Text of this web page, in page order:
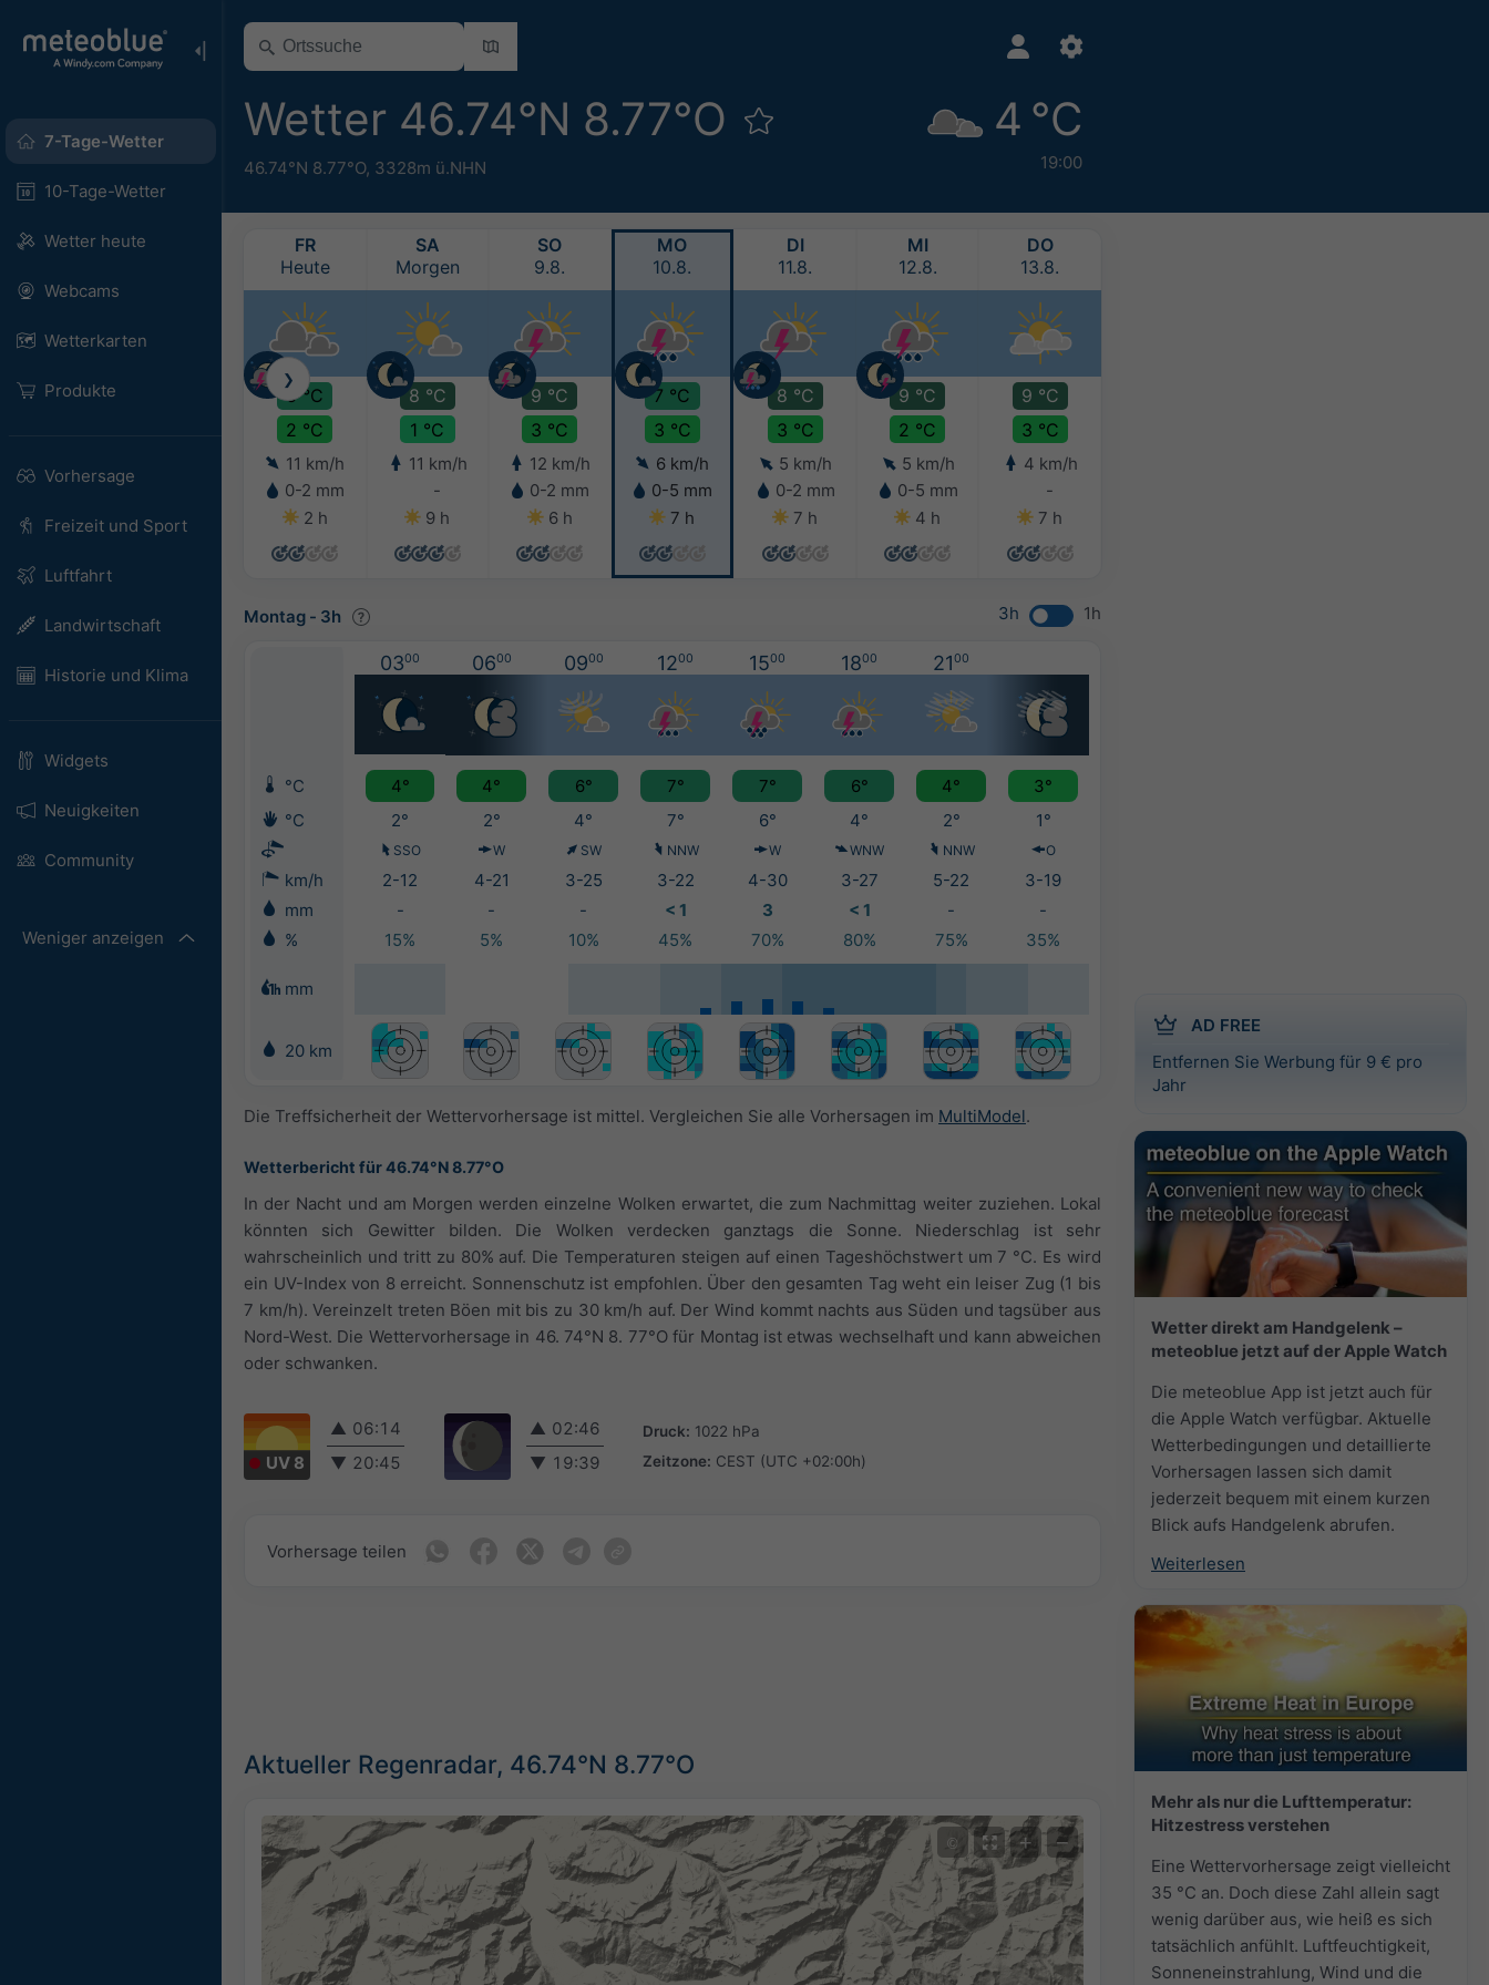
7-Tage-Wetter
10-Tage-Wetter
Wetter heute
Webcams
Wetterkarten
Produkte
Vorhersage
Freizeit und Sport
Luftfahrt
Landwirtschaft
Historie und Klima
Widgets
Neuigkeiten
Community
Weniger anzeigen
Wetter 46.74°N 8.77°O
46.74°N 8.77°O, 3328m ü.NHN
4 °C
19:00
AD FREE
Entfernen Sie Werbung für 9 € pro
Jahr
Wetter direkt am Handgelenk –
meteoblue jetzt auf der Apple Watch
Die meteoblue App ist jetzt auch für
die Apple Watch verfügbar. Aktuelle
Wetterbedingungen und detaillierte
Vorhersagen lassen sich damit
jederzeit bequem mit einem kurzen
Blick aufs Handgelenk abrufen.
Weiterlesen
Mehr als nur die Lufttemperatur:
Hitzestress verstehen
Eine Wettervorhersage zeigt vielleicht
35 °C an. Doch diese Zahl allein sagt
wenig darüber aus, wie heiß es sich
tatsächlich anfühlt. Luftfeuchtigkeit,
Sonneneinstrahlung, Wind und die
FR
Heute
6 °C
2 °C
11 km/h
0-2 mm
2 h
SA
Morgen
8 °C
1 °C
11 km/h
-
9 h
SO
9.8.
9 °C
3 °C
12 km/h
0-2 mm
6 h
MO
10.8.
7 °C
3 °C
6 km/h
0-5 mm
7 h
DI
11.8.
8 °C
3 °C
5 km/h
0-2 mm
7 h
MI
12.8.
9 °C
2 °C
5 km/h
0-5 mm
4 h
DO
13.8.
9 °C
3 °C
4 km/h
-
7 h
❯
Montag - 3h 3h 1h
0300 0600 0900 1200 1500 1800 2100
°C 4° 4° 6° 7° 7° 6° 4°
3°
°C
2° 2° 4° 7° 6° 4° 2° 1°
SSO W SW NNW W WNW NNW O
km/h 2-12 4-21 3-25 3-22 4-30 3-27 5-22
3-19
mm
- - - < 1 3 < 1 -
-
%
15% 5% 10% 45% 70% 80% 75% 35%
mm
20 km
Die Treffsicherheit der Wettervorhersage ist mittel. Vergleichen Sie alle Vorhersagen im MultiModel.
Wetterbericht für 46.74°N 8.77°O
In der Nacht und am Morgen werden einzelne Wolken erwartet, die zum Nachmittag weiter zuziehen. Lokal
könnten sich Gewitter bilden. Die Wolken verdecken ganztags die Sonne. Niederschlag ist sehr
wahrscheinlich und tritt zu 80% auf. Die Temperaturen steigen auf einen Tageshöchstwert um 7 °C. Es wird
ein UV-Index von 8 erreicht. Sonnenschutz ist empfohlen. Über den gesamten Tag weht ein leiser Zug (1 bis
7 km/h). Vereinzelt treten Böen mit bis zu 30 km/h auf. Der Wind kommt nachts aus Süden und tagsüber aus
Nord-West. Die Wettervorhersage in 46. 74°N 8. 77°O für Montag ist etwas wechselhaft und kann abweichen
oder schwanken.
UV 8
▲ 06:14
▼ 20:45
▲ 02:46
▼ 19:39
Druck: 1022 hPa
Zeitzone: CEST (UTC +02:00h)
Vorhersage teilen
Aktueller Regenradar, 46.74°N 8.77°O
© + −